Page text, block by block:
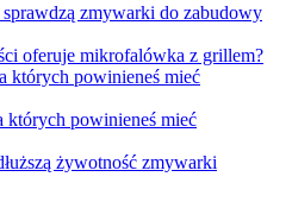
sprawdzą zmywarki do zabudowy
oferuje mikrofalówka z grillem?
których powinieneś mieć
których powinieneś mieć
żywotność zmywarki